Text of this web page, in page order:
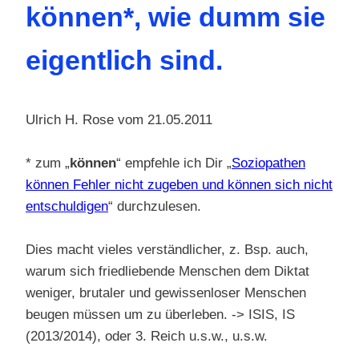
können*, wie dumm sie
eigentlich sind.
Ulrich H. Rose vom 21.05.2011
* zum „können“ empfehle ich Dir „Soziopathen
können Fehler nicht zugeben und können sich nicht
entschuldigen“ durchzulesen.
Dies macht vieles verständlicher, z. Bsp. auch,
warum sich friedliebende Menschen dem Diktat
weniger, brutaler und gewissenloser Menschen
beugen müssen um zu überleben. -> ISIS, IS
(2013/2014), oder 3. Reich u.s.w., u.s.w.